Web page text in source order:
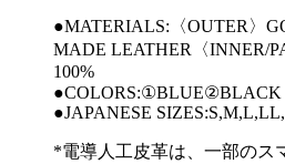
●MATERIALS:〈OUTER〉
MADE LEATHER〈INNER/
100%
●COLORS:①BLUE②BLACK
●JAPANESE
*電導人工皮革は、一部のス